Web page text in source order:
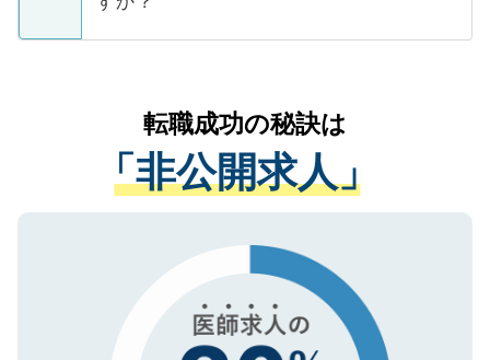
支援を目的に使用いたします。お預かりし
ているすべての個人データはご本人の許可
は、個人情報の取り扱いについての厳密な
管理基準を満たした事業者のみに付与され
る、プライバシーマークを取得済みです。
ご登録いただいた個人情報は、SSL（デー
で、機密保持に関してもご安心ください。
かがいして、現在の医療機関の状況や紹介
経験をまじえながら、適切なアドバイスを
させていただきます。すぐにご転職をされ
ない方には、長期的なサポートが可能です
ので、まずはご登録ください。
転職成功の秘訣は
「非公開求人」